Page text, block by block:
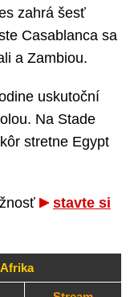
zahrá šesť
Casablanca sa
a Zambiou.
uskutoční
Na Stade
stretne Egypt
stavte si